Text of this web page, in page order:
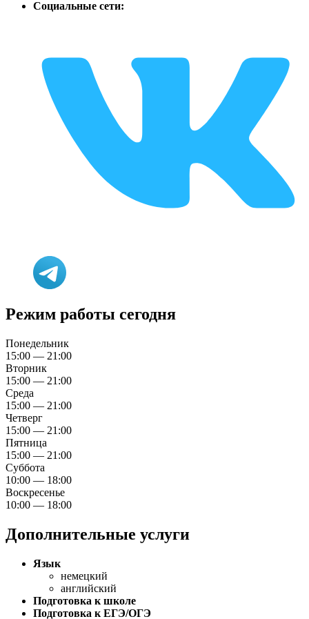
Социальные сети:
Режим работы сегодня
Понедельник
15:00 — 21:00
Вторник
15:00 — 21:00
Среда
15:00 — 21:00
Четверг
15:00 — 21:00
Пятница
15:00 — 21:00
Суббота
10:00 — 18:00
Воскресенье
10:00 — 18:00
Дополнительные услуги
Язык
немецкий
английский
Подготовка к школе
Подготовка к ЕГЭ/ОГЭ